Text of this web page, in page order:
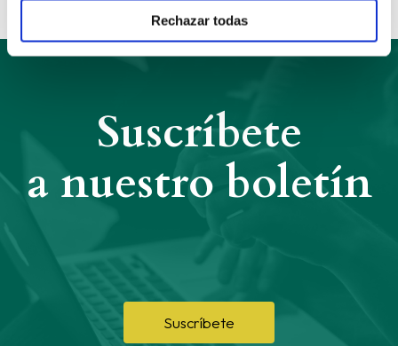
Rechazar todas
Suscríbete
Suscríbete
a nuestro boletín